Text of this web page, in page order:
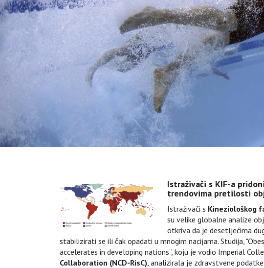
Istraživači s KIF-a
trendovima pretilosti
Istraživači s Kineziološkog
su velike globalne analize
otkriva da je desetljećima
stabilizirati se ili čak opadati u mnogim nacijama. Studija,
accelerates in developing nations“, koju je vodio Imperial
Collaboration (NCD-RisC), analizirala je zdravstvene